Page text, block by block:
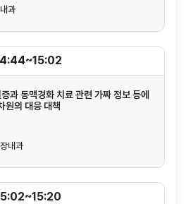
과
과 동맥경화 치료 관련 가짜 정보 등에
원의 대응 대책
내과